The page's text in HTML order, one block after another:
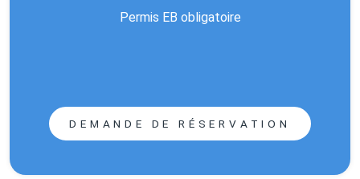
Permis EB obligatoire
DEMANDE DE RÉSERVATION